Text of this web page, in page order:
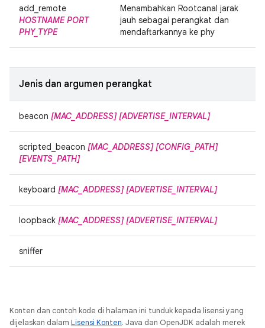
add_remote
HOSTNAME PORT
PHY_TYPE
Menambahkan Rootcanal jarak
jauh sebagai perangkat dan
mendaftarkannya ke phy
Jenis dan argumen perangkat
beacon [MAC_ADDRESS] [ADVERTISE_INTERVAL]
scripted_beacon [MAC_ADDRESS] [CONFIG_PATH]
[EVENTS_PATH]
keyboard [MAC_ADDRESS] [ADVERTISE_INTERVAL]
loopback [MAC_ADDRESS] [ADVERTISE_INTERVAL]
sniffer
Konten dan contoh kode di halaman ini tunduk kepada lisensi yang
dijelaskan dalam Lisensi Konten. Java dan OpenJDK adalah merek